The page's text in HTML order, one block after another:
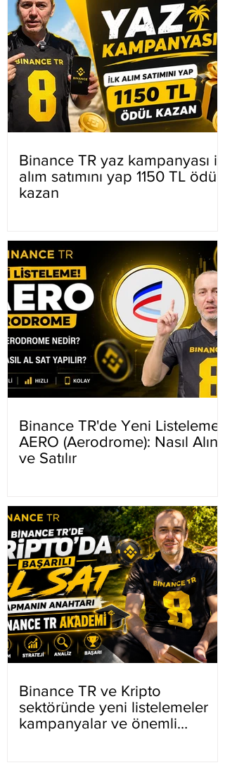
Binance TR yaz kampanyası ilk
alım satımını yap 1150 TL ödül
kazan
Binance TR'de Yeni Listeleme
AERO (Aerodrome): Nasıl Alınır
ve Satılır
Binance TR ve Kripto
sektöründe yeni listelemeler
kampanyalar ve önemli